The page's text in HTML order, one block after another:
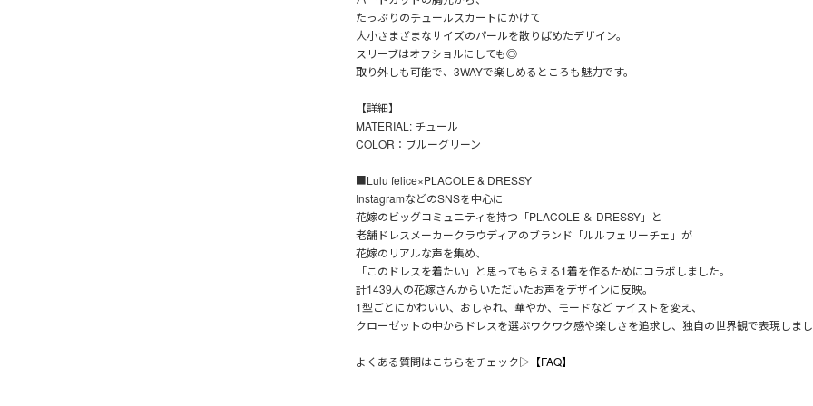
たっぷりのチュールスカートにかけて
大小さまざまなサイズのパールを散りばめたデザイン。
スリーブはオフショルにしても◎
取り外しも可能で、3WAYで楽しめるところも魅力です。
【詳細】
MATERIAL: チュール
COLOR：ブルーグリーン
■Lulu felice×PLACOLE & DRESSY
InstagramなどのSNSを中心に
花嫁のビッグコミュニティを持つ「PLACOLE ＆ DRESSY」と
老舗ドレスメーカークラウディアのブランド「ルルフェリーチェ」が
花嫁のリアルな声を集め、
「このドレスを着たい」と思ってもらえる1着を作るためにコラボしました。
計1439人の花嫁さんからいただいたお声をデザインに反映。
1型ごとにかわいい、おしゃれ、華やか、モードなど テイストを変え、
クローゼットの中からドレスを選ぶワクワク感や楽しさを追求し、独自の世界観で表現しま
よくある質問はこちらをチェック▷ 【FAQ】